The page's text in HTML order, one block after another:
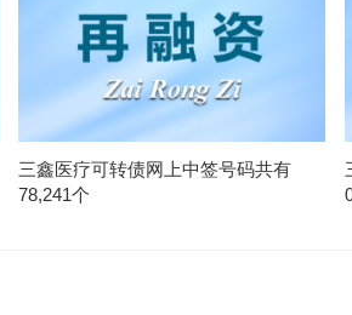
三鑫医疗可转债网上中签号码共有
78,241个